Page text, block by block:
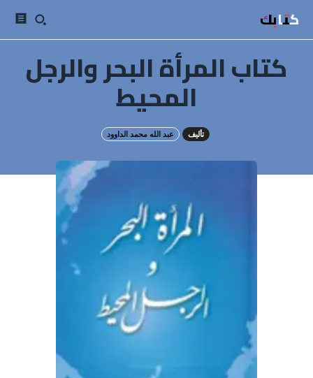
كتابك
كتاب المرأة البحر والرجل
المحيط
تأليف عبد الله محمد الداوود